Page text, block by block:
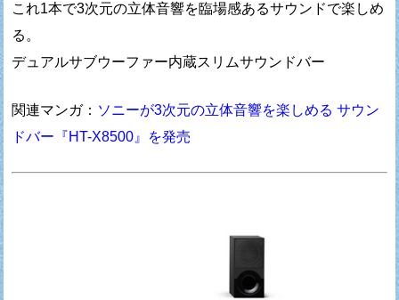
これ1本で3次元の立体音響を臨場感あるサウンドで楽しめ
る。
デュアルサブウーファー内蔵スリムサウンドバー
関連マンガ： ソニーが3次元の立体音響を楽しめる サウン
ドバー『HT-X8500』を発売